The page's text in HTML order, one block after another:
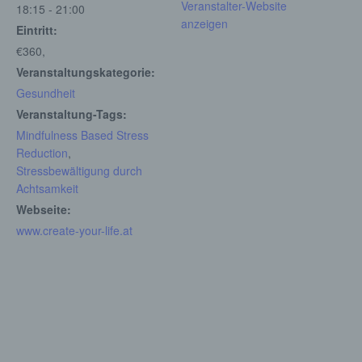
18:15 - 21:00
Eintritt:
€360,
Veranstaltungskategorie:
Gesundheit
Veranstaltung-Tags:
Mindfulness Based Stress
Reduction,
Stressbewältigung durch
Achtsamkeit
Webseite:
www.create-your-life.at
Veranstalter-Website
anzeigen
Verarbeitung ist jeder mit oder ohne Hilfe
automatisierter Verfahren ausgeführte
Vorgang oder jede solche Vorgangsreihe im
Daten wie das Erheben, das Erfassen, die
Organisation, das Ordnen, die Speicherung,
die Anpassung oder Veränderung, das
Auslesen, das Abfragen, die Verwendung,
die Offenlegung durch Übermittlung,
Verbreitung oder eine andere Form der
Bereitstellung, den Abgleich oder die